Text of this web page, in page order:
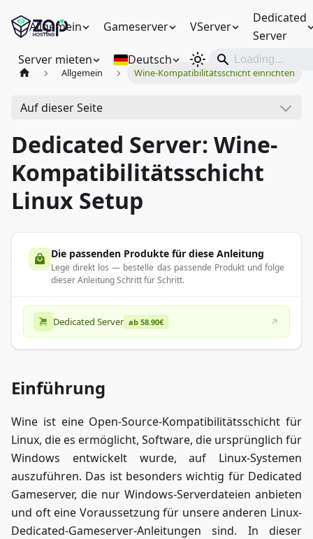
Allgemein Gameserver VServer
Dedicated
Server
Server mieten
Deutsch
Allgemein Wine-Kompatibilitätsschicht einrichten
Auf dieser Seite
Dedicated Server: Wine-
Kompatibilitätsschicht
Linux Setup
Die passenden Produkte für diese Anleitung
Lege direkt los — bestelle das passende Produkt und folge
dieser Anleitung Schritt für Schritt.
Dedicated Server ab 58.90€
Einführung
Wine ist eine Open-Source-Kompatibilitätsschicht für
Linux, die es ermöglicht, Software, die ursprünglich für
Windows entwickelt wurde, auf Linux-Systemen
auszuführen. Das ist besonders wichtig für Dedicated
Gameserver, die nur Windows-Serverdateien anbieten
und oft eine Voraussetzung für unsere anderen Linux-
Dedicated-Gameserver-Anleitungen sind. In dieser